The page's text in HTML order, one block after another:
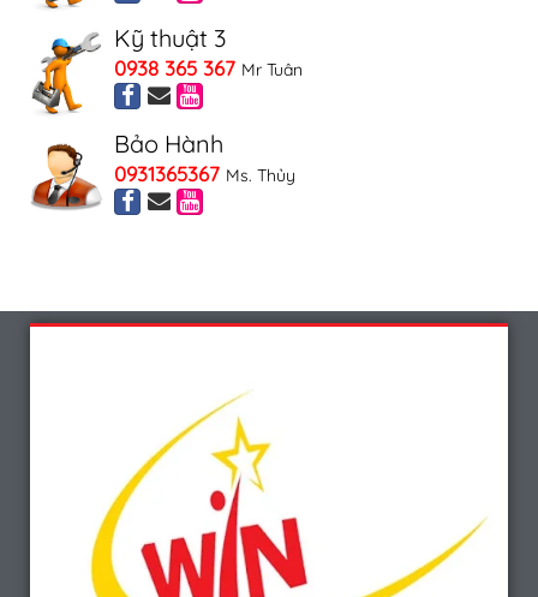
Kỹ thuật 3
0938 365 367 Mr Tuân
Bảo Hành
0931365367 Ms. Thủy